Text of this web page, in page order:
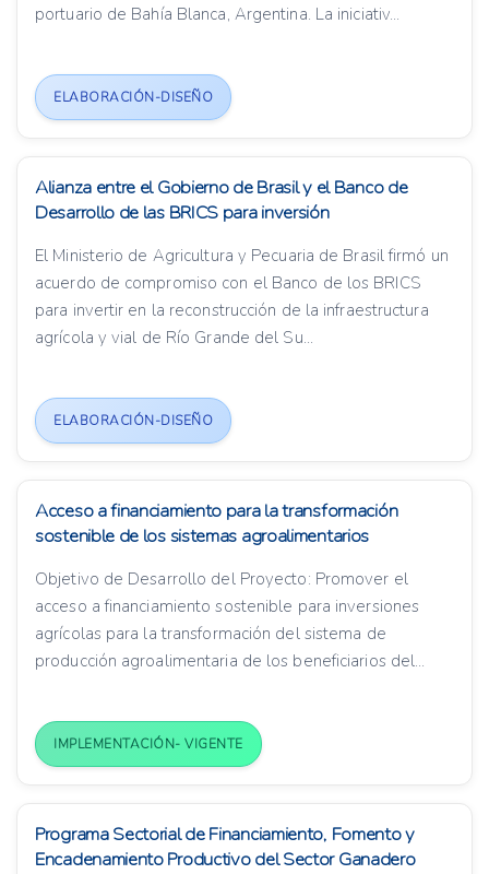
portuario de Bahía Blanca, Argentina. La iniciativ...
ELABORACIÓN-DISEÑO
Alianza entre el Gobierno de Brasil y el Banco de
Desarrollo de las BRICS para inversión
El Ministerio de Agricultura y Pecuaria de Brasil firmó un
acuerdo de compromiso con el Banco de los BRICS
para invertir en la reconstrucción de la infraestructura
agrícola y vial de Río Grande del Su...
ELABORACIÓN-DISEÑO
Acceso a financiamiento para la transformación
sostenible de los sistemas agroalimentarios
Objetivo de Desarrollo del Proyecto: Promover el
acceso a financiamiento sostenible para inversiones
agrícolas para la transformación del sistema de
producción agroalimentaria de los beneficiarios del...
IMPLEMENTACIÓN- VIGENTE
Programa Sectorial de Financiamiento, Fomento y
Encadenamiento Productivo del Sector Ganadero